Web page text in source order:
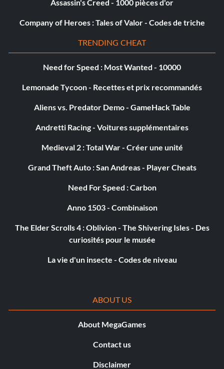
Débloquer le niveau rampage
Déverrouiller le niveau du barrage
Entrez le mot de passe THATDAMLEVEL dans le menu de
Entrez le mot de passe UNDERGROUND dans le menu de
Débloquer l'éditeur du parc
Assassin's Creed - 1000 pièces d'or
Company of Heroes : Tales of Valor - Codes de triche
TRENDING CHEAT
Need for Speed : Most Wanted - 10000
Lemonade Tycoon - Recettes et prix recommandés
Aliens vs. Predator Demo - GameHack Table
Andretti Racing - Voitures supplémentaires
Medieval 2 : Total War - Créer une unité
Grand Theft Auto : San Andreas - Player Cheats
Need For Speed : Carbon
Anno 1503 - Combinaison
The Elder Scrolls 4 : Oblivion - The Shivering Isles - Des
curiosités pour le musée
La vie d'un insecte - Codes de niveau
ABOUT US
About MegaGames
Contact us
Disclaimer